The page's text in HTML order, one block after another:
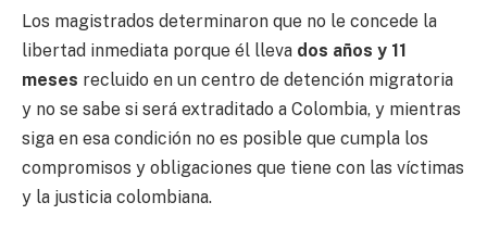
Los magistrados determinaron que no le concede la
libertad inmediata porque él lleva dos años y 11
meses recluido en un centro de detención migratoria
y no se sabe si será extraditado a Colombia, y mientras
siga en esa condición no es posible que cumpla los
compromisos y obligaciones que tiene con las víctimas
y la justicia colombiana.